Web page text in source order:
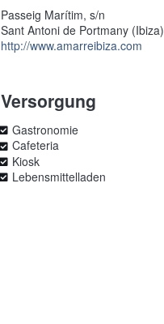
Passeig Marítim, s/n
Sant Antoni de Portmany (Ibiza)
http://www.amarreibiza.com
Versorgung
Gastronomie
Cafeteria
Kiosk
Lebensmittelladen